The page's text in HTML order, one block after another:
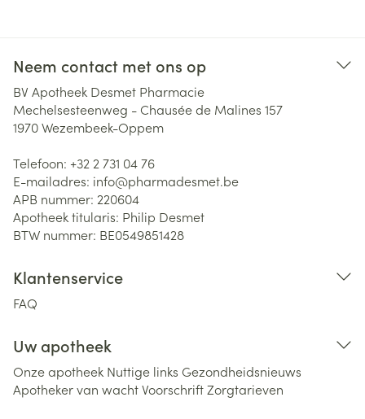
Neem contact met ons op
BV Apotheek Desmet Pharmacie
Mechelsesteenweg - Chausée de Malines 157
1970Wezembeek-Oppem
Telefoon: +32 2 731 04 76
E-mailadres: info@pharmadesmet.be
APB nummer: 220604
Apotheek titularis: Philip Desmet
BTW nummer: BE0549851428
Klantenservice
FAQ
Uw apotheek
Onze apotheek Nuttige links Gezondheidsnieuws
Apotheker van wachtVoorschriftZorgtarieven